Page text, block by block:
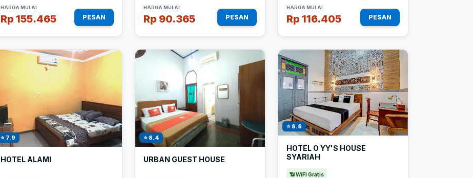
HARGA MULAI
Rp 155.465 PESAN
HARGA MULAI
Rp 90.365 PESAN
HARGA MULAI
Rp 116.405 PESAN
⭐ 7.9
HOTEL ALAMI
⭐ 8.4
URBAN GUEST HOUSE
⭐ 8.8
HOTEL O YY'S HOUSE
SYARIAH
📶 WiFi Gratis